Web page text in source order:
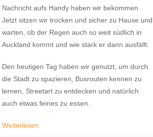
Nachricht aufs Handy haben wir bekommen.
Jetzt sitzen wir trocken und sicher zu Hause und
warten, ob der Regen auch so weit südlich in
Auckland kommt und wie stark er dann ausfällt.
Den heutigen Tag haben wir genutzt, um durch
die Stadt zu spazieren, Busrouten kennen zu
lernen, Streetart zu entdecken und natürlich
auch etwas feines zu essen.
Weiterlesen